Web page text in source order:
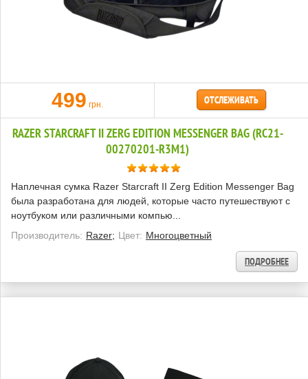
499 грн. ОТСЛЕЖИВАТЬ
RAZER STARCRAFT II ZERG EDITION MESSENGER BAG (RC21-
00270201-R3M1)
Наплечная сумка Razer Starcraft II Zerg Edition Messenger Bag
была разработана для людей, которые часто путешествуют с
ноутбуком или различными компью...
Производитель: Razer; Цвет: Многоцветный
ПОДРОБНЕЕ